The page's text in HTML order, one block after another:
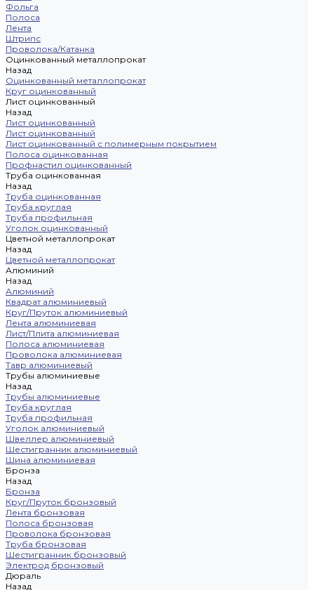
Фольга
Полоса
Лента
Штрипс
Проволока/Катанка
Оцинкованный металлопрокат
Назад
Оцинкованный металлопрокат
Круг оцинкованный
Лист оцинкованный
Назад
Лист оцинкованный
Лист оцинкованный
Лист оцинкованный с полимерным покрытием
Полоса оцинкованная
Профнастил оцинкованный
Труба оцинкованная
Назад
Труба оцинкованная
Труба круглая
Труба профильная
Уголок оцинкованный
Цветной металлопрокат
Назад
Цветной металлопрокат
Алюминий
Назад
Алюминий
Квадрат алюминиевый
Круг/Пруток алюминиевый
Лента алюминиевая
Лист/Плита алюминиевая
Полоса алюминиевая
Проволока алюминиевая
Тавр алюминиевый
Трубы алюминиевые
Назад
Трубы алюминиевые
Труба круглая
Труба профильная
Уголок алюминиевый
Швеллер алюминиевый
Шестигранник алюминиевый
Шина алюминиевая
Бронза
Назад
Бронза
Круг/Пруток бронзовый
Лента бронзовая
Полоса бронзовая
Проволока бронзовая
Труба бронзовая
Шестигранник бронзовый
Электрод бронзовый
Дюраль
Назад